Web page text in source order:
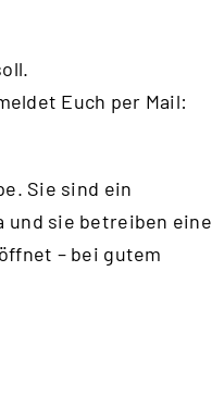
Euch per Mail:
. Sie sind ein
und sie betreiben eine
– bei gutem